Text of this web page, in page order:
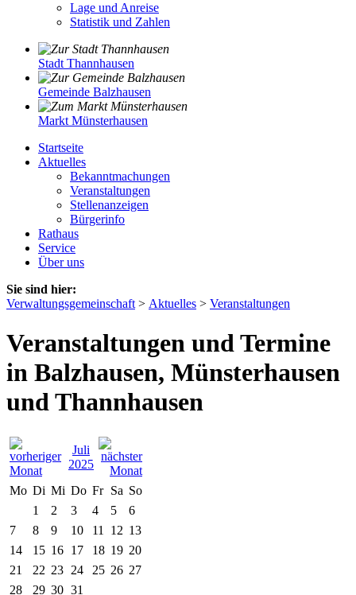
Lage und Anreise
Statistik und Zahlen
Stadt Thannhausen
Gemeinde Balzhausen
Markt Münsterhausen
Startseite
Aktuelles
Bekanntmachungen
Veranstaltungen
Stellenanzeigen
Bürgerinfo
Rathaus
Service
Über uns
Sie sind hier:
Verwaltungsgemeinschaft > Aktuelles > Veranstaltungen
Veranstaltungen und Termine
in Balzhausen, Münsterhausen
und Thannhausen
Juli
2025
Mo Di Mi Do Fr Sa So
1
2 3 4 5
6
7
8 9 10 11 12 13
14
15 16 17 18 19 20
21
22 23 24 25 26 27
28
29 30 31